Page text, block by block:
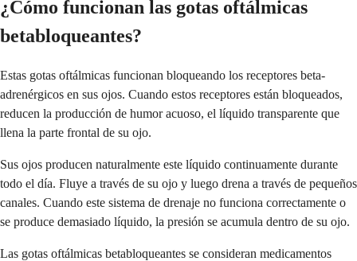
¿Cómo funcionan las gotas oftálmicas
betabloqueantes?
Estas gotas oftálmicas funcionan bloqueando los receptores beta-
adrenérgicos en sus ojos. Cuando estos receptores están bloqueados,
reducen la producción de humor acuoso, el líquido transparente que
llena la parte frontal de su ojo.
Sus ojos producen naturalmente este líquido continuamente durante
todo el día. Fluye a través de su ojo y luego drena a través de pequeños
canales. Cuando este sistema de drenaje no funciona correctamente o
se produce demasiado líquido, la presión se acumula dentro de su ojo.
Las gotas oftálmicas betabloqueantes se consideran medicamentos